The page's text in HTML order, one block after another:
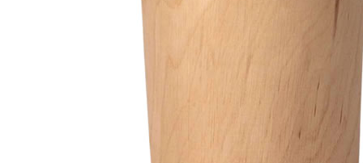
Reydellet SAS
VOTRE PROJET